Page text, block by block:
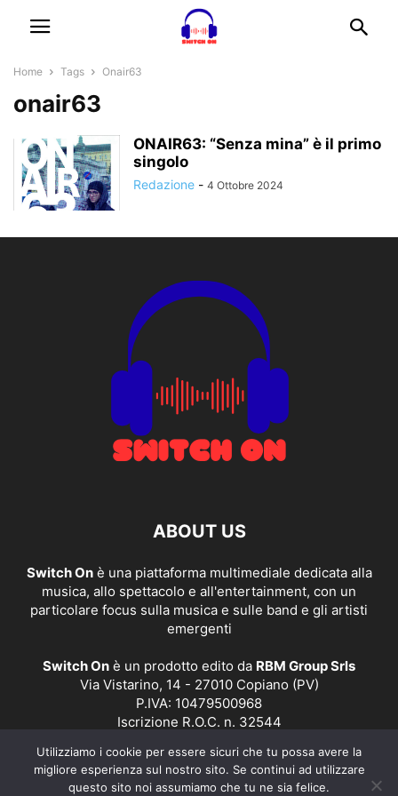
Home Tags Onair63
onair63
ONAIR63: “Senza mina” è il primo
singolo
Redazione - 4 Ottobre 2024
ABOUT US
Switch Onè una piattaforma multimediale dedicata alla
musica, allo spettacolo e all'entertainment, con un
particolare focus sulla musica e sulle band e gli artisti
emergenti
Switch On è un prodotto edito da RBM Group Srls
Via Vistarino, 14 - 27010 Copiano (PV)
P.IVA: 10479500968
Iscrizione R.O.C. n. 32544
Contact us: redazione@switchonmusic.it
Utilizziamo i cookie per essere sicuri che tu possa avere la
migliore esperienza sul nostro sito. Se continui ad utilizzare
questo sito noi assumiamo che tu ne sia felice.